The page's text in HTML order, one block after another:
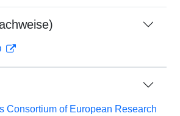
Consortium of European Research